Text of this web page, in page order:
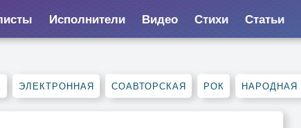
Исполнители Видео Стихи Статьи
ЭЛЕКТРОННАЯ СОАВТОРСКАЯ РОК НАРОДНАЯ